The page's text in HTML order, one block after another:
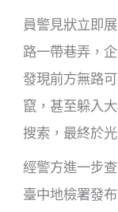
員警見狀立即
路一帶巷弄，
發現前方無路
竄，甚至躲入
搜索，最終於
經警方進一步
臺中地檢署發